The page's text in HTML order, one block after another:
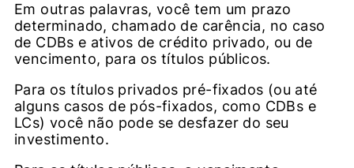
Em outras palavras, você tem um prazo
determinado, chamado de carência, no caso
de CDBs e ativos de crédito privado, ou de
vencimento, para os títulos públicos.
Para os títulos privados pré-fixados (ou até
alguns casos de pós-fixados, como CDBs e
LCs) você não pode se desfazer do seu
investimento.